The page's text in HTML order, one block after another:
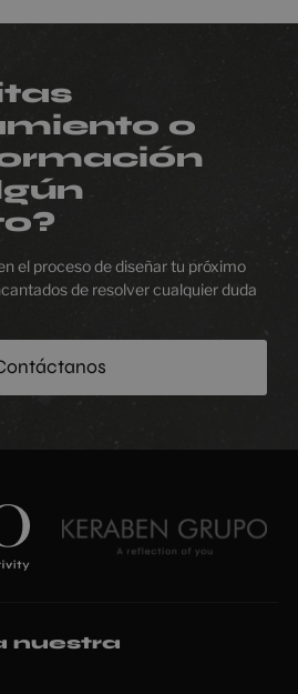
o
el proceso de diseñar tu próximo
de resolver cualquier duda
nuestra